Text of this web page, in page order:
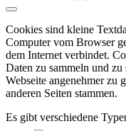
Cookies sind kleine
Computer vom Browser
dem Internet verbindet.
Daten zu sammeln und
Webseite angenehmer zu
anderen Seiten stammen.
Es gibt verschiedene